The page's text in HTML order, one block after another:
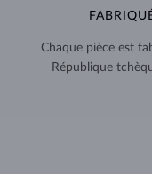
Chaque pièce est
République